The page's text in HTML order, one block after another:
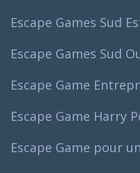
Escape Games Sud
Escape Games Sud
Escape Game
Escape Game Harry
Escape Game pour un